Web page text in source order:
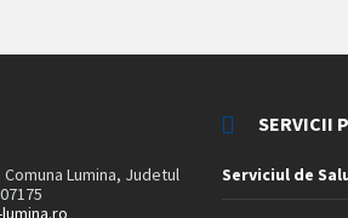
Lumina, Judetul
SERVICII
Serviciul de